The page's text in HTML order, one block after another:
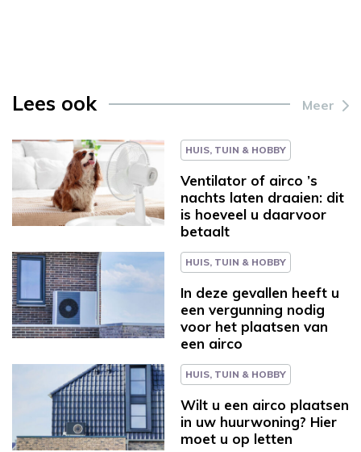
Lees ook Meer
HUIS, TUIN & HOBBY
Ventilator of airco ’s
nachts laten draaien: dit
is hoeveel u daarvoor
betaalt
HUIS, TUIN & HOBBY
In deze gevallen heeft u
een vergunning nodig
voor het plaatsen van
een airco
HUIS, TUIN & HOBBY
Wilt u een airco plaatsen
in uw huurwoning? Hier
moet u op letten